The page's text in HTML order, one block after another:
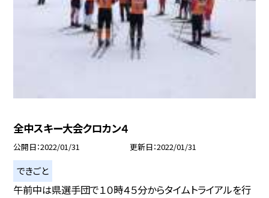
全中スキー大会クロカン４
公開日 2022/01/31 更新日 2022/01/31
できごと
午前中は県選手団で１０時４５分からタイムトライアルを行